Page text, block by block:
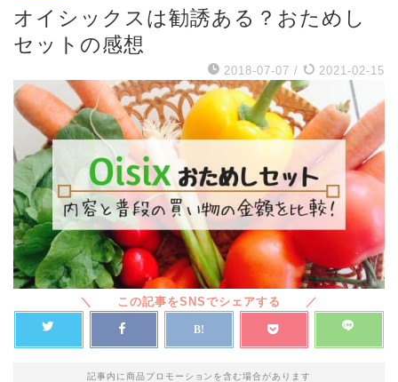
オイシックスは勧誘ある？おためし
セットの感想
2018-07-07 / 2021-02-15
記事内に商品プロモーションを含む場合があります